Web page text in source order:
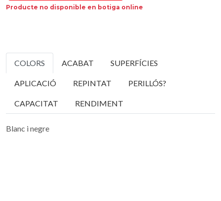
Producte no disponible en botiga online
COLORS ACABAT SUPERFÍCIES
APLICACIÓ REPINTAT PERILLÓS?
CAPACITAT RENDIMENT
Blanc i negre